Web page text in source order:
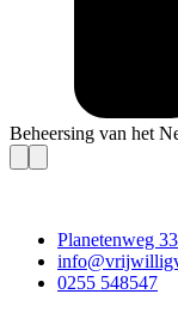
Beheersing van het
Planetenweg
0255 548547